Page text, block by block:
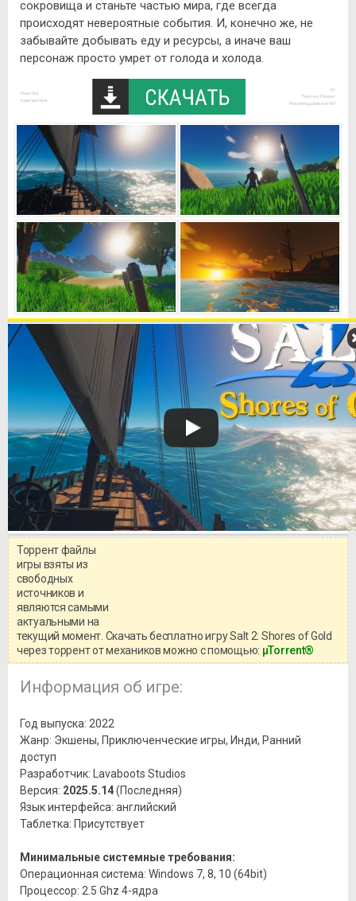
сокровища и станьте частью мира, где всегда
происходят невероятные события. И, конечно же, не
забывайте добывать еду и ресурсы, а иначе ваш
персонаж просто умрет от голода и холода.
Торрент файлы
игры взяты из
свободных
источников и
являются самыми
актуальными на
текущий момент. Скачать бесплатно игру Salt 2: Shores of Gold
через торрент от механиков можно с помощью: μTorrent®
Информация об игре:
Год выпуска: 2022
Жанр: Экшены, Приключенческие игры, Инди, Ранний
доступ
Разработчик: Lavaboots Studios
Версия: 2025.5.14(Последняя)
Язык интерфейса: английский
Таблетка: Присутствует
Минимальные системные требования:
Операционная система: Windows 7, 8, 10 (64bit)
Процессор: 2.5 Ghz 4-ядра